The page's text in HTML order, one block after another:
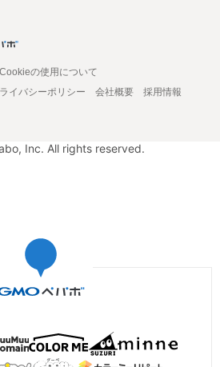
Cookieの使用について
イバシーポリシー 会社概要
採用情報
Inc. All rights reserved.